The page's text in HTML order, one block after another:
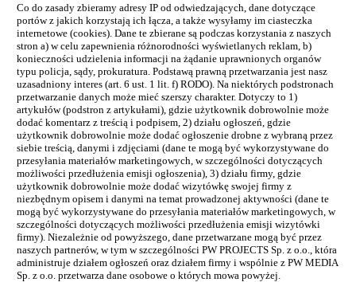
Co do zasady zbieramy adresy IP od odwiedzających, dane dotyczące
portów z jakich korzystają ich łącza, a także wysyłamy im ciasteczka
internetowe (cookies). Dane te zbierane są podczas korzystania z naszych
stron a) w celu zapewnienia różnorodności wyświetlanych reklam, b)
konieczności udzielenia informacji na żądanie uprawnionych organów
typu policja, sądy, prokuratura. Podstawą prawną przetwarzania jest nasz
uzasadniony interes (art. 6 ust. 1 lit. f) RODO). Na niektórych podstronach
przetwarzanie danych może mieć szerszy charakter. Dotyczy to 1)
artykułów (podstron z artykułami), gdzie użytkownik dobrowolnie może
dodać komentarz z treścią i podpisem, 2) działu ogłoszeń, gdzie
użytkownik dobrowolnie może dodać ogłoszenie drobne z wybraną przez
siebie treścią, danymi i zdjęciami (dane te mogą być wykorzystywane do
przesyłania materiałów marketingowych, w szczególności dotyczących
możliwości przedłużenia emisji ogłoszenia), 3) działu firmy, gdzie
użytkownik dobrowolnie może dodać wizytówkę swojej firmy z
niezbędnym opisem i danymi na temat prowadzonej aktywności (dane te
mogą być wykorzystywane do przesyłania materiałów marketingowych, w
szczególności dotyczących możliwości przedłużenia emisji wizytówki
firmy). Niezależnie od powyższego, dane przetwarzane mogą być przez
naszych partnerów, w tym w szczególności PW PROJECTS Sp. z o.o., która
administruje działem ogłoszeń oraz działem firmy i wspólnie z PW MEDIA
Sp. z o.o. przetwarza dane osobowe o których mowa powyżej.